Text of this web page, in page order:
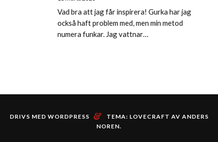
Vad bra att jag får inspirera! Gurka har jag
också haft problem med, men min metod
numera funkar. Jag vattnar…
DRIVS MED WORDPRESS & TEMA: LOVECRAFT AV ANDERS
NOREN.